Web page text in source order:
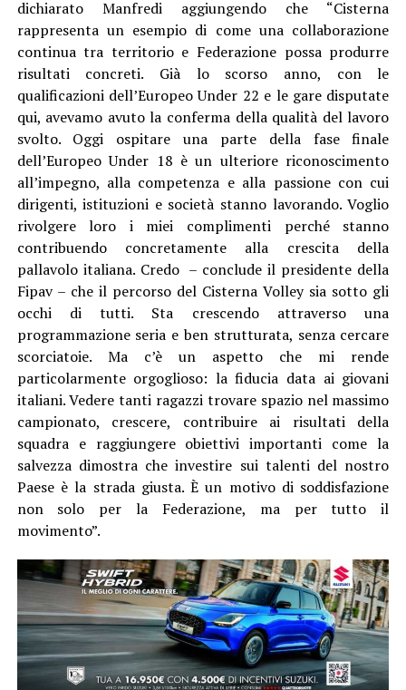
dichiarato Manfredi aggiungendo che “Cisterna
rappresenta un esempio di come una collaborazione
continua tra territorio e Federazione possa produrre
risultati concreti. Già lo scorso anno, con le
qualificazioni dell’Europeo Under 22 e le gare disputate
qui, avevamo avuto la conferma della qualità del lavoro
svolto. Oggi ospitare una parte della fase finale
dell’Europeo Under 18 è un ulteriore riconoscimento
all’impegno, alla competenza e alla passione con cui
dirigenti, istituzioni e società stanno lavorando. Voglio
rivolgere loro i miei complimenti perché stanno
contribuendo concretamente alla crescita della
pallavolo italiana. Credo – conclude il presidente della
Fipav – che il percorso del Cisterna Volley sia sotto gli
occhi di tutti. Sta crescendo attraverso una
programmazione seria e ben strutturata, senza cercare
scorciatoie. Ma c’è un aspetto che mi rende
particolarmente orgoglioso: la fiducia data ai giovani
italiani. Vedere tanti ragazzi trovare spazio nel massimo
campionato, crescere, contribuire ai risultati della
squadra e raggiungere obiettivi importanti come la
salvezza dimostra che investire sui talenti del nostro
Paese è la strada giusta. È un motivo di soddisfazione
non solo per la Federazione, ma per tutto il
movimento”.